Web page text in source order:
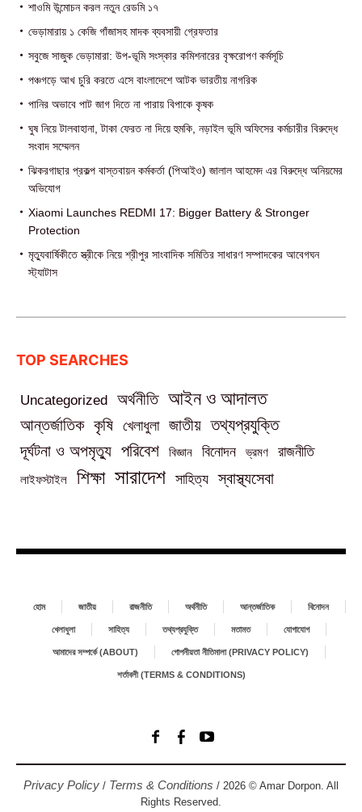
শাওমি উন্মোচন করল নতুন রেডমি ১৭
ভেড়ামারায় ১ কেজি গাঁজাসহ মাদক ব্যবসায়ী গ্রেফতার
সবুজে সাজুক ভেড়ামারা: উপ-ভূমি সংস্কার কমিশনারের বৃক্ষরোপণ কর্মসূচি
পঞ্চগড়ে আখ চুরি করতে এসে বাংলাদেশে আটক ভারতীয় নাগরিক
পা‌নির অভাবে পাট জাগ দিতে না পারায় বিপাকে কৃষক
ঘুষ নিয়ে টালবাহানা, টাকা ফেরত না দিয়ে হুমকি, নড়াইল ভূমি অফিসের কর্মচারীর বিরুদ্ধে
সংবাদ সম্মেলন
ঝিকরগাছার প্রকল্প বাস্তবায়ন কর্মকর্তা (পিআইও) জালাল আহমেদ এর বিরুদ্ধে অনিয়মের
অভিযোগ
Xiaomi Launches REDMI 17: Bigger Battery & Stronger
Protection
মৃত্যুবার্ষিকীতে স্ত্রীকে নিয়ে শ্রীপুর সাংবাদিক সমিতির সাধারণ সম্পাদকের আবেগঘন
স্ট্যাটাস
TOP SEARCHES
Uncategorized অর্থনীতি আইন ও আদালত
আন্তর্জাতিক কৃষি খেলাধুলা জাতীয় তথ্যপ্রযুক্তি
দূর্ঘটনা ও অপমৃত্যু পরিবেশ বিজ্ঞান বিনোদন ভ্রমণ রাজনীতি
লাইফস্টাইল শিক্ষা সারাদেশ সাহিত্য স্বাস্থ্যসেবা
হোম জাতীয় রাজনীতি অর্থনীতি আন্তর্জাতিক বিনোদন
খেলাধুলা সাহিত্য তথ্যপ্রযুক্তি মতামত যোগাযোগ
আমাদের সম্পর্কে (ABOUT) গোপনীয়তা নীতিমালা (PRIVACY POLICY)
শর্তাবলী (TERMS & CONDITIONS)
Privacy Policy / Terms & Conditions / 2026 © Amar Dorpon. All
Rights Reserved.